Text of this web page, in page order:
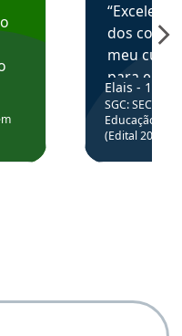
dos
meu
para
colocar
através
de
Elais - 15/
SGC: SEC BA
Educação
(Edital